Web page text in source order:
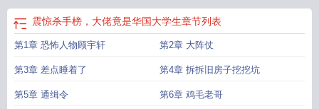
震惊杀手榜，大佬竟是华国大学生章节列表
第1章 恐怖人物顾宇轩 第2章 大阵仗
第3章 差点睡着了 第4章 拆拆旧房子挖挖坑
第5章 通缉令 第6章 鸡毛老哥